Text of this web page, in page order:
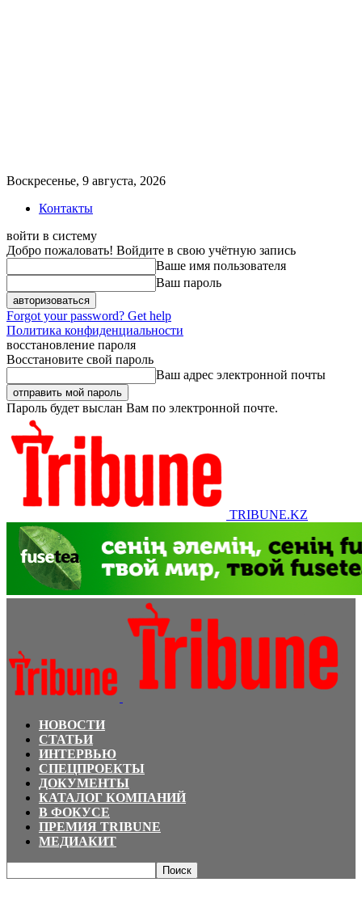
Воскресенье, 9 августа, 2026
Контакты
войти в систему
Добро пожаловать! Войдите в свою учётную запись
Ваше имя пользователя
Ваш пароль
Forgot your password? Get help
Политика конфиденциальности
восстановление пароля
Восстановите свой пароль
Ваш адрес электронной почты
Пароль будет выслан Вам по электронной почте.
TRIBUNE.KZ
НОВОСТИ
СТАТЬИ
ИНТЕРВЬЮ
СПЕЦПРОЕКТЫ
ДОКУМЕНТЫ
КАТАЛОГ КОМПАНИЙ
В ФОКУСЕ
ПРЕМИЯ TRIBUNE
МЕДИАКИТ